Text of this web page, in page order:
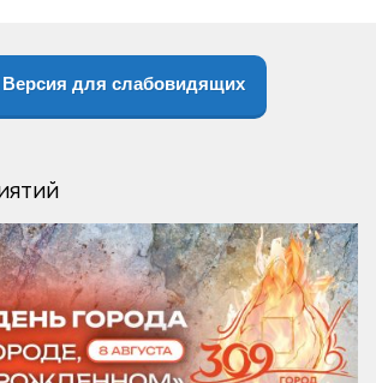
Версия для слабовидящих